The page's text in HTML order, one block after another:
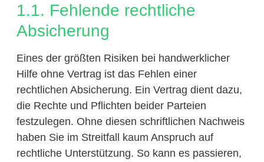
1.1. Fehlende rechtliche
Absicherung
Eines der größten Risiken bei handwerklicher
Hilfe ohne Vertrag ist das Fehlen einer
rechtlichen Absicherung. Ein Vertrag dient dazu,
die Rechte und Pflichten beider Parteien
festzulegen. Ohne diesen schriftlichen Nachweis
haben Sie im Streitfall kaum Anspruch auf
rechtliche Unterstützung. So kann es passieren,